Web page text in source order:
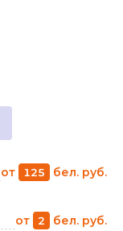
от 125 бел. руб.
от 2 бел. руб.